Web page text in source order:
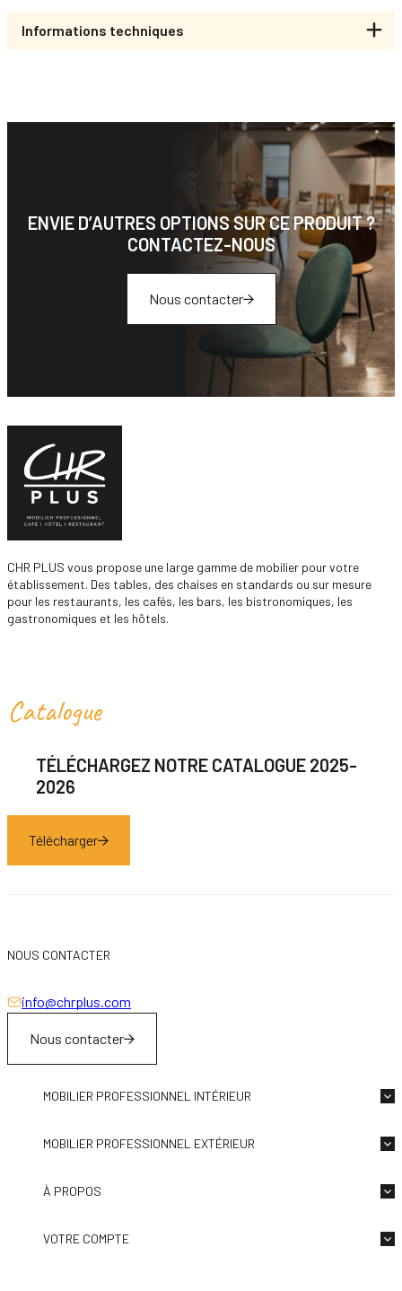
Informations techniques
ENVIE D’AUTRES OPTIONS SUR CE PRODUIT ?
CONTACTEZ-NOUS
Nous contacter
CHR PLUS vous propose une large gamme de mobilier pour votre
établissement. Des tables, des chaises en standards ou sur mesure
pour les restaurants, les cafés, les bars, les bistronomiques, les
gastronomiques et les hôtels.
Catalogue
TÉLÉCHARGEZ NOTRE CATALOGUE 2025-
2026
Télécharger
NOUS CONTACTER
info@chrplus.com
Nous contacter
MOBILIER PROFESSIONNEL INTÉRIEUR
MOBILIER PROFESSIONNEL EXTÉRIEUR
À PROPOS
VOTRE COMPTE